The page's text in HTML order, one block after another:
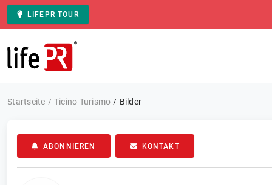
LIFEPR TOUR
Zur Startseite
Startseite Ticino Turismo Bilder
ABONNIEREN KONTAKT